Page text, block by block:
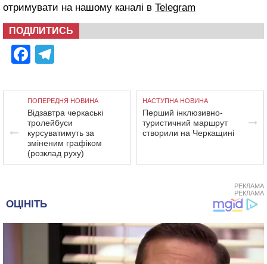
отримувати на нашому каналі в Telegram
ПОДІЛИТИСЬ
Facebook
ПОПЕРЕДНЯ НОВИНА
Відзавтра черкаські
тролейбуси
курсуватимуть за
зміненим графіком
(розклад руху)
НАСТУПНА НОВИНА
Перший інклюзивно-
туристичний маршрут
створили на Черкащині
РЕКЛАМА
РЕКЛАМА